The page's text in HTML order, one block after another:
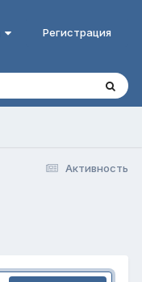
Регистрация
Активность